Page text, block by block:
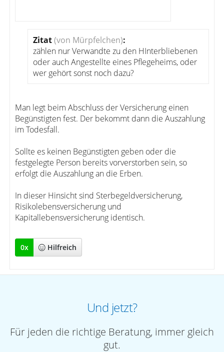
Zitat(von Mürpfelchen):
zählen nur Verwandte zu den HInterbliebenen
oder auch Angestellte eines Pflegeheims, oder
wer gehört sonst noch dazu?
Man legt beim Abschluss der Versicherung einen
Begünstigten fest. Der bekommt dann die Auszahlung
im Todesfall.
Sollte es keinen Begünstigten geben oder die
festgelegte Person bereits vorverstorben sein, so
erfolgt die Auszahlung an die Erben.
In dieser Hinsicht sind Sterbegeldversicherung,
Risikolebensversicherung und
Kapitallebensversicherung identisch.
0x Hilfreich
Und jetzt?
Für jeden die richtige Beratung, immer gleich
gut.